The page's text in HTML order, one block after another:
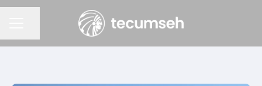
Partager la page